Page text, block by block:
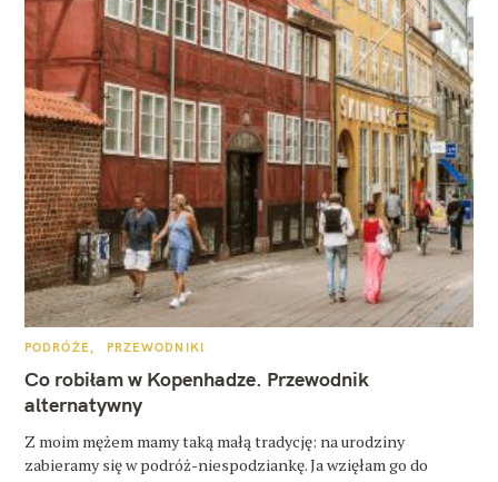
K
T
E
G
O
I
PODRÓŻE PRZEWODNIKI
Co robiłam w Kopenhadze. Przewodnik
alternatywny
Z moim mężem mamy taką małą tradycję: na urodziny
zabieramy się w podróż-niespodziankę. Ja wzięłam go do